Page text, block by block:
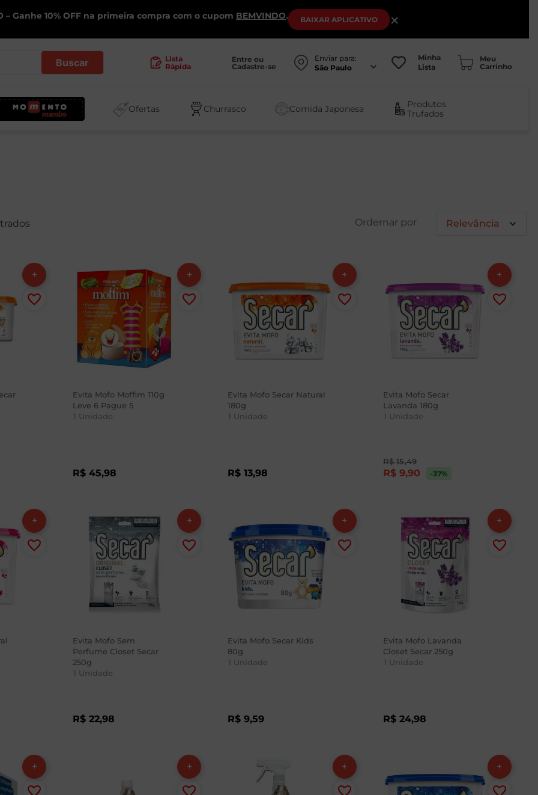
– Ganhe 10% OFF na primeira compra com o cupom BEMVINDO. BAIXAR APLICATIVO ×
Lista
Rápida
Entre ou
Cadastre-se
Enviar para:
São Paulo
Minha
Lista
Ofertas Churrasco Comida Japonesa
Produtos
Trufados
Relevância
Evita Mofo Moffim 110g
Leve 6 Pague 5
1 Unidade
R$ 45,98
Evita Mofo Secar Natural
180g
1 Unidade
R$ 13,98
Evita Mofo Secar
Lavanda 180g
1 Unidade
R$ 15,49
R$ 9,90 -37%
Evita Mofo Sem
Perfume Closet Secar
250g
1 Unidade
R$ 22,98
Evita Mofo Secar Kids
80g
1 Unidade
R$ 9,59
Evita Mofo Lavanda
Closet Secar 250g
1 Unidade
R$ 24,98